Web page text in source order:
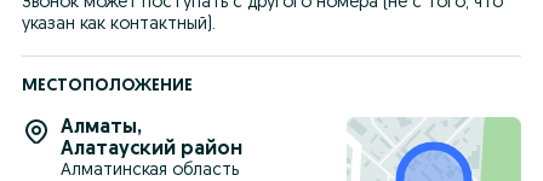
указан как контактный).
МЕСТОПОЛОЖЕНИЕ
Алматы,
Алатауский район
Алматинская область